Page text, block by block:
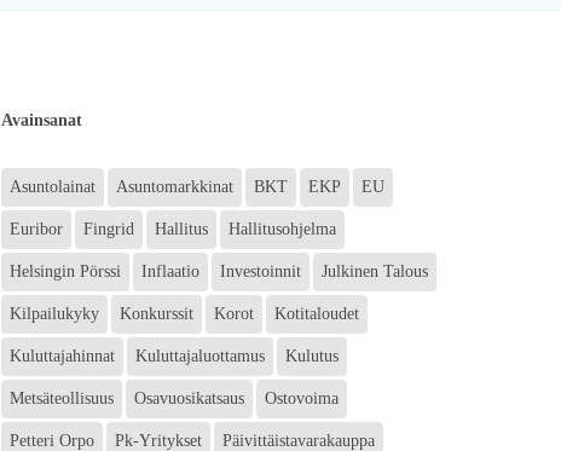
Avainsanat
Asuntolainat Asuntomarkkinat BKT EKP EU
Euribor Fingrid Hallitus Hallitusohjelma
Helsingin Pörssi Inflaatio Investoinnit Julkinen Talous
Kilpailukyky Konkurssit Korot Kotitaloudet
Kuluttajahinnat Kuluttajaluottamus Kulutus
Metsäteollisuus Osavuosikatsaus Ostovoima
Petteri Orpo Pk-Yritykset Päivittäistavarakauppa